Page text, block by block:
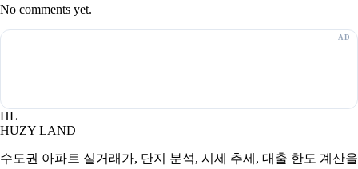
No comments yet.
HL
HUZY LAND
수도권 아파트 실거래가, 단지 분석, 시세 추세, 대출 한도 계산을